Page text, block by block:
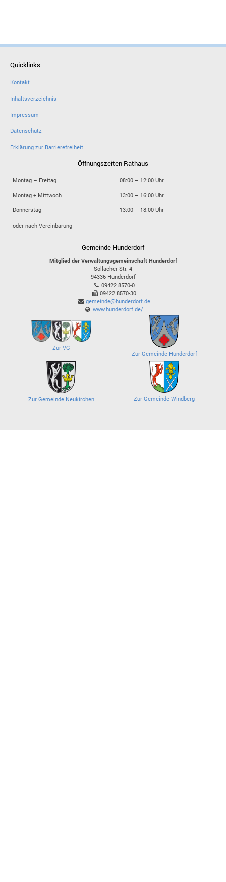
Quicklinks
Kontakt
Inhaltsverzeichnis
Impressum
Datenschutz
Erklärung zur Barrierefreiheit
Öffnungszeiten Rathaus
Montag – Freitag
08:00 – 12:00 Uhr
Montag + Mittwoch
13:00 – 16:00 Uhr
Donnerstag
13:00 – 18:00 Uhr
oder nach Vereinbarung
Gemeinde Hunderdorf
Mitglied der Verwaltungsgemeinschaft Hunderdorf
Sollacher Str. 4
94336 Hunderdorf
09422 8570-0
09422 8570-30
gemeinde@hunderdorf.de
www.hunderdorf.de/
Zur VG
Zur Gemeinde Hunderdorf
Zur Gemeinde Neukirchen Zur Gemeinde Windberg